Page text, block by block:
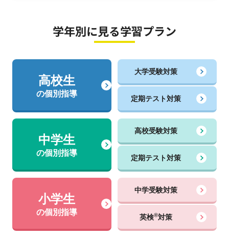
学年別に見る学習プラン
高校生
の個別指導
大学受験対策
定期テスト対策
中学生
の個別指導
高校受験対策
定期テスト対策
小学生
の個別指導
中学受験対策
英検®対策